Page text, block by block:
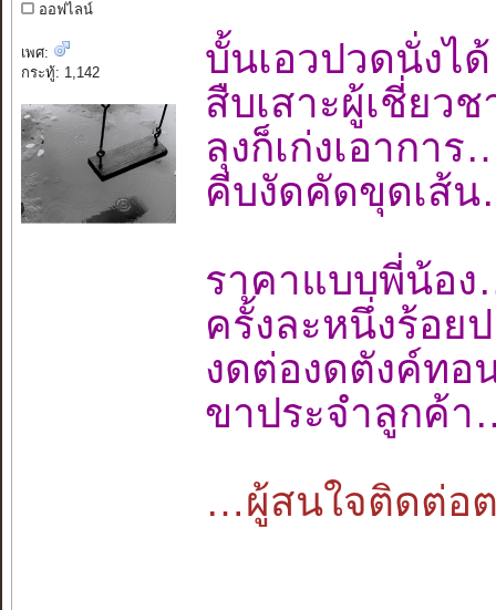
ออฟไลน์
เพศ:
กระทู้: 1,142
บั้นเอวปวดนั่ง
สืบเสาะผู้เชี่ย
ลุงก็เก่งเอาก
คีบงัดคัดขุดเ
ราคาแบบพี่น้
ครั้งละหนึ่งร้อ
งดต่องดตังค์ท
ขาประจำลูกค้
…ผู้สนใจติดต่อต